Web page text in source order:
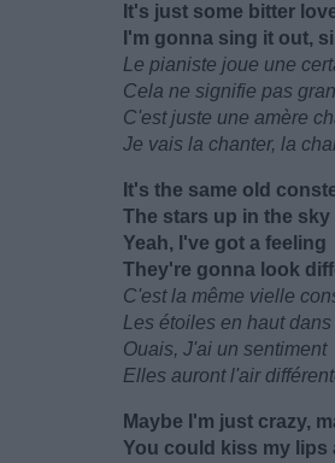
It's just some bitter
I'm gonna sing it out,
Le pianiste joue une
Cela ne signifie pas
C'est juste une amère
Je vais la chanter, la
It's the same old
The stars up in the sky
Yeah, I've got a feeling
They're gonna look
C'est la même vielle
Les étoiles en haut
Ouais, J'ai un sentiment
Elles auront l'air
Maybe I'm just crazy,
You could kiss my lips